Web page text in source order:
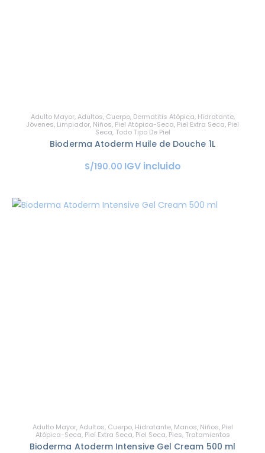
Adulto Mayor,Adultos, Cuerpo, Dermatitis Atópica, Hidratante,
Jóvenes, Limpiador, Niños, Piel Atópica-Seca, Piel Extra Seca, Piel
Seca, Todo Tipo De Piel
Bioderma Atoderm Huile de Douche 1L
S/190.00 IGV incluido
Adulto Mayor,Adultos, Cuerpo, Hidratante, Manos, Niños, Piel
Atópica-Seca, Piel Extra Seca, Piel Seca, Pies, Tratamientos
Bioderma Atoderm Intensive Gel Cream 500 ml